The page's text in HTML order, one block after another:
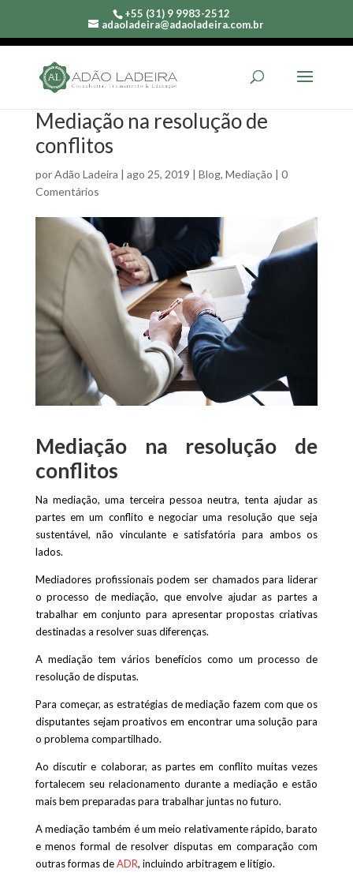
+55 (31) 9 9983-2512
adaoladeira@adaoladeira.com.br
Mediação na resolução de
conflitos
porAdão Ladeira | ago 25, 2019 | Blog, Mediação | 0
Comentários
Mediação na resolução de
conflitos
Na mediação, uma terceira pessoa neutra, tenta ajudar as
partes em um conflito e negociar uma resolução que seja
sustentável, não vinculante e satisfatória para ambos os
lados.
Mediadores profissionais podem ser chamados para liderar
o processo de mediação, que envolve ajudar as partes a
trabalhar em conjunto para apresentar propostas criativas
destinadas a resolver suas diferenças.
A mediação tem vários benefícios como um processo de
resolução de disputas.
Para começar, as estratégias de mediação fazem com que os
disputantes sejam proativos em encontrar uma solução para
o problema compartilhado.
Ao discutir e colaborar, as partes em conflito muitas vezes
fortalecem seu relacionamento durante a mediação e estão
mais bem preparadas para trabalhar juntas no futuro.
A mediação também é um meio relativamente rápido, barato
e menos formal de resolver disputas em comparação com
outras formas deADR, incluindo arbitragem e litígio.